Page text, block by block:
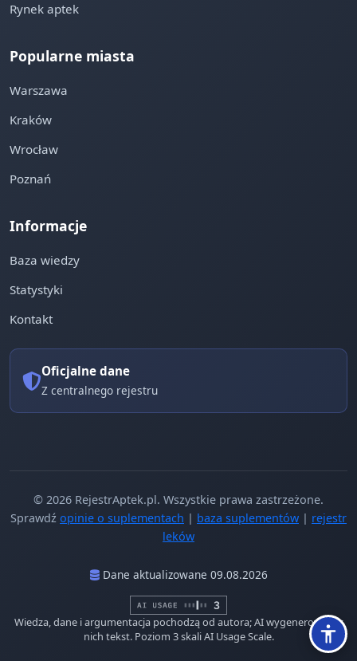
Rynek aptek
Popularne miasta
Warszawa
Kraków
Wrocław
Poznań
Informacje
Baza wiedzy
Statystyki
Kontakt
Oficjalne dane
Z centralnego rejestru
© 2026 RejestrAptek.pl. Wszystkie prawa zastrzeżone.
Sprawdź opinie o suplementach | baza suplementów | rejestr
leków
Dane aktualizowane 09.08.2026
Wiedza, dane i argumentacja pochodzą od autora; AI wygenerowało z
nich tekst. Poziom 3 skali AI Usage Scale.